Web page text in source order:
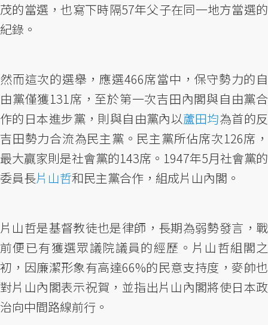
茂的當選，也寫下時隔57年父子在同一地方當選的
紀錄。
然而這次的選舉，應選466席當中，保守勢力的自
由黨僅獲131席，至於第一次吉田內閣與自由黨合
作的日本進步黨，則與自由黨內以蘆田均為首的反
吉田勢力合流為民主黨。民主黨所佔席次126席，
最大贏家則是社會黨的143席。1947年5月社會黨的
委員長片山哲和民主黨合作，組成片山內閣。
片山哲是基督教徒也是律師，長期為弱勢發言，戰
前便已有獲選眾議院議員的經歷。片山哲組閣之
初，因廉潔形象有高達66%的民意支持度，麥帥也
對片山內閣表示祝賀，並指出片山內閣將使日本政
治向中間路線前行。